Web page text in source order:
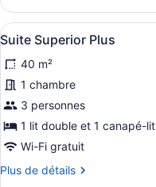
Suite
Standard
with
Balcony
Single
Suite
Standard
Balcony
Afficher
toutes
les
photos
pour
ce
type
chambre :
3
Suite Superior Plus
40 m²
1 chambre
3 personnes
1 lit double et 1 canapé-
Wi-Fi gratuit
Plus de détails
Plus